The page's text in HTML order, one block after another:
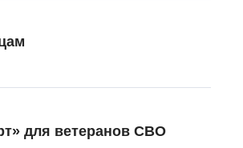
для ветеранов СВО